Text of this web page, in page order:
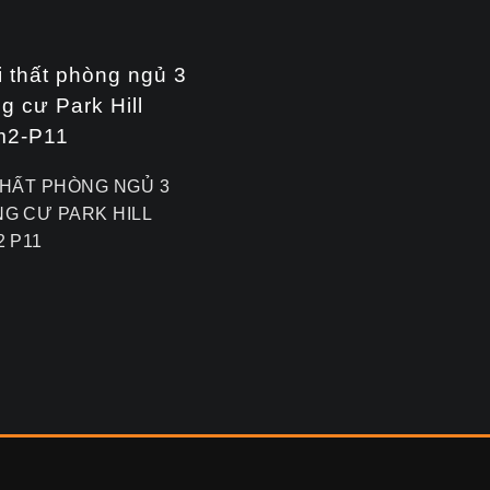
PHÒNG NGỦ 3
CƯ PARK HILL
P11